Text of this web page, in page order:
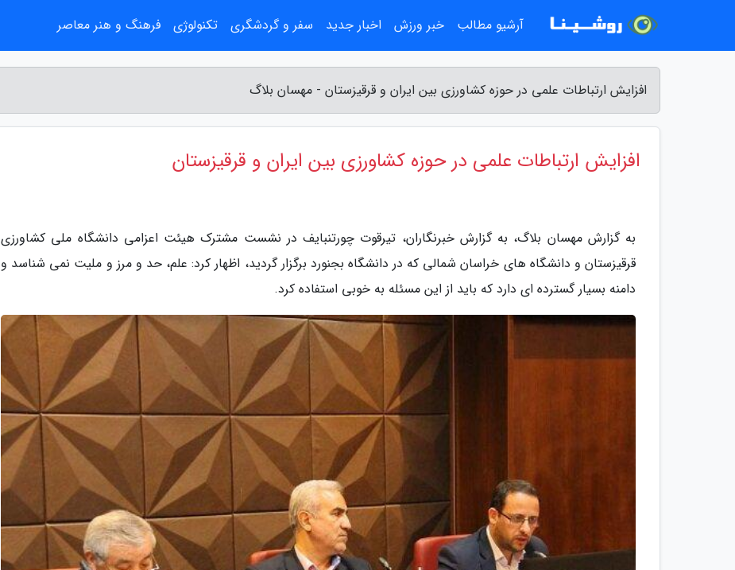
افزایش ارتباطات علمی در حوزه کشاورزی بین ایران و قرقیزستان - مهسان بلاگ
افزایش ارتباطات علمی در حوزه کشاورزی بین ایران و قرقیزستان
به گزارش مهسان بلاگ، به گزارش خبرنگاران، تیرقوت چورتنبایف در نشست مشترک هیئت اعزامی دانشگاه ملی کشاورزی
قرقیزستان و دانشگاه های خراسان شمالی که در دانشگاه بجنورد برگزار گردید، اظهار کرد: علم، حد و مرز و ملیت نمی شناسد و
دامنه بسیار گسترده ای دارد که باید از این مسئله به خوبی استفاده کرد.
آرشیو مطالب خبر ورزش اخبار جدید سفر و گردشگری تکنولوژی فرهنگ و هنر معاصر